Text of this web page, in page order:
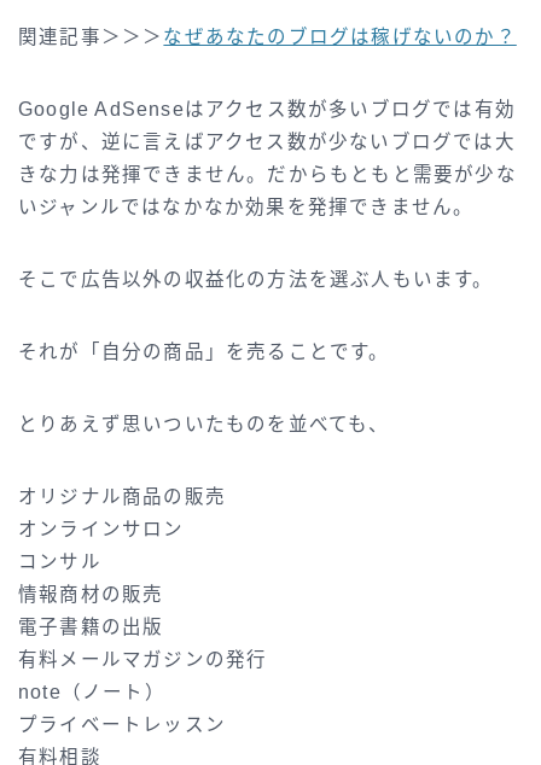
関連記事＞＞＞ なぜあなたのブログは稼げないのか？
Google AdSenseはアクセス数が多いブログでは有効
ですが、逆に言えばアクセス数が少ないブログでは大
きな力は発揮できません。だからもともと需要が少な
いジャンルではなかなか効果を発揮できません。
そこで広告以外の収益化の方法を選ぶ人もいます。
それが「自分の商品」を売ることです。
とりあえず思いついたものを並べても、
オリジナル商品の販売
オンラインサロン
コンサル
情報商材の販売
電子書籍の出版
有料メールマガジンの発行
note（ノート）
プライベートレッスン
有料相談